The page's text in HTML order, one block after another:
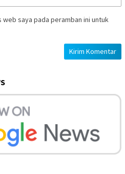
web saya pada peramban ini untuk